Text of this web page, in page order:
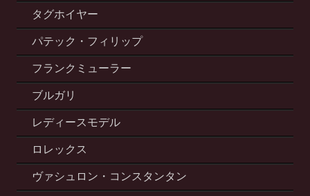
タグホイヤー
パテック・フィリップ
フランクミューラー
ブルガリ
レディースモデル
ロレックス
ヴァシュロン・コンスタンタン